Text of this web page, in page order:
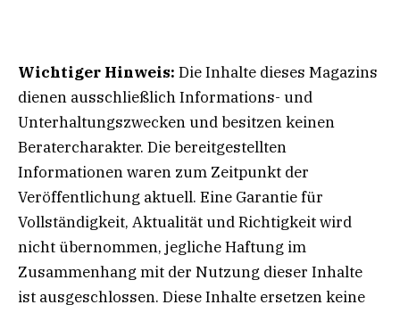
Wichtiger Hinweis: Die Inhalte dieses Magazins
dienen ausschließlich Informations- und
Unterhaltungszwecken und besitzen keinen
Beratercharakter. Die bereitgestellten
Informationen waren zum Zeitpunkt der
Veröffentlichung aktuell. Eine Garantie für
Vollständigkeit, Aktualität und Richtigkeit wird
nicht übernommen, jegliche Haftung im
Zusammenhang mit der Nutzung dieser Inhalte
ist ausgeschlossen. Diese Inhalte ersetzen keine